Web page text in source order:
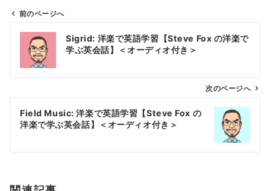
ン
前のページへ
Sigrid: 洋楽で英語学習【Steve Fox の洋楽で
学ぶ英会話】＜オーディオ付き＞
次のページへ
Field Music: 洋楽で英語学習【Steve Fox の
洋楽で学ぶ英会話】＜オーディオ付き＞